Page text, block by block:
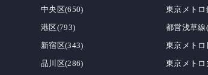
中央区(650)
港区(793)
新宿区(343)
品川区(286)
東京メトロ
都営浅草線
東京メトロ
東京メトロ